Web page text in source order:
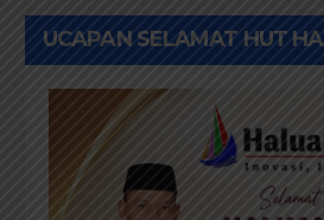
UCAPAN SELAMAT HUT